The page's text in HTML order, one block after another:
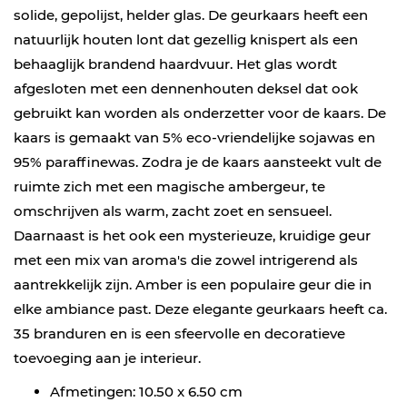
solide, gepolijst, helder glas. De geurkaars heeft een
natuurlijk houten lont dat gezellig knispert als een
behaaglijk brandend haardvuur. Het glas wordt
afgesloten met een dennenhouten deksel dat ook
gebruikt kan worden als onderzetter voor de kaars. De
kaars is gemaakt van 5% eco-vriendelijke sojawas en
95% paraffinewas. Zodra je de kaars aansteekt vult de
ruimte zich met een magische ambergeur, te
omschrijven als warm, zacht zoet en sensueel.
Daarnaast is het ook een mysterieuze, kruidige geur
met een mix van aroma's die zowel intrigerend als
aantrekkelijk zijn. Amber is een populaire geur die in
elke ambiance past. Deze elegante geurkaars heeft ca.
35 branduren en is een sfeervolle en decoratieve
toevoeging aan je interieur.
Afmetingen: 10.50 x 6.50 cm